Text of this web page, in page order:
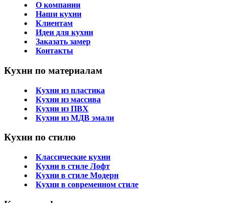
О компании
Наши кухни
Клиентам
Идеи для кухни
Заказать замер
Контакты
Кухни по материалам
Кухни из пластика
Кухни из массива
Кухни из ПВХ
Кухни из МДВ эмали
Кухни по стилю
Классические кухни
Кухни в стиле Лофт
Кухни в стиле Модерн
Кухни в современном стиле